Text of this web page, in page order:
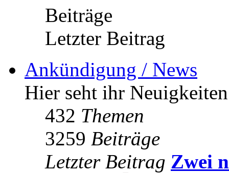
Beiträge
Letzter Beitrag
Ankündigung / News
Hier seht ihr
432 Themen
3259 Beiträge
Letzter Beitrag Zwei